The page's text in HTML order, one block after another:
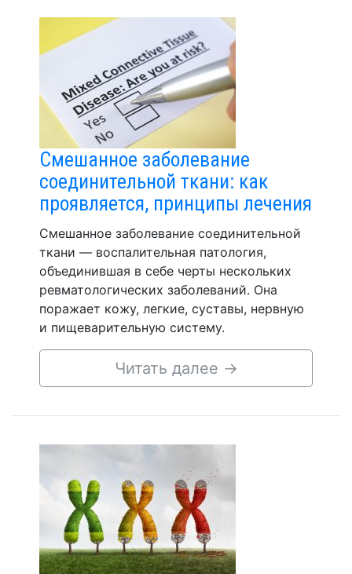
Смешанное заболевание
соединительной ткани: как
проявляется, принципы лечения
Смешанное заболевание соединительной
ткани — воспалительная патология,
объединившая в себе черты нескольких
ревматологических заболеваний. Она
поражает кожу, легкие, суставы, нервную
и пищеварительную систему.
Читать далее →